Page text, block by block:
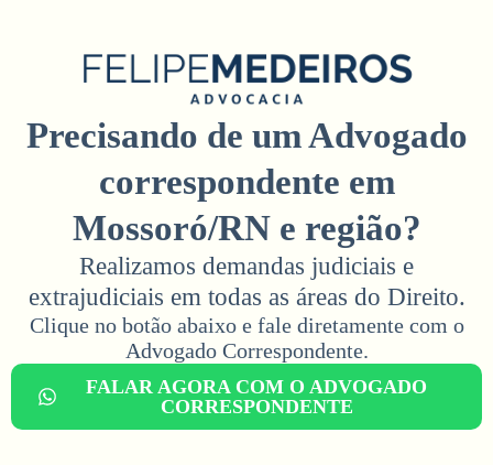
Precisando de um Advogado
correspondente em
Mossoró/RN e região?
Realizamos demandas judiciais e
extrajudiciais em todas as áreas do Direito.
Clique no botão abaixo e fale diretamente com o
Advogado Correspondente.​
FALAR AGORA COM O ADVOGADO
CORRESPONDENTE